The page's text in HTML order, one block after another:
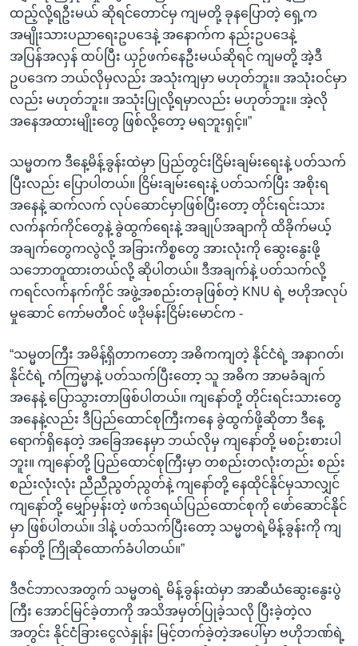
ထည့်လို့ရဦးမယ် ဆိုရင်တောင်မှ ကျမတို့ ခုနပြောတဲ့ ရှေ့က
အမျိုးသားပညာရေးဥပဒေနဲ့ အနောက်က နည်းဥပဒေနဲ့
အပြန်အလှန် ထပ်ပြီး ယှဉ်ဖက်နေဦးမယ်ဆိုရင် ကျမတို့ အဲ့ဒီ
ဥပဒေက ဘယ်လိုမှလည်း အသုံးကျမှာ မဟုတ်ဘူး။ အသုံးဝင်မှာ
လည်း မဟုတ်ဘူး။ အသုံးပြုလို့ရမှာလည်း မဟုတ်ဘူး။ အဲ့လို
အနေအထားမျိုးတွေ ဖြစ်လို့တော့ မရဘူးရှင့်။”
သမ္မတက ဒီနေ့မိန့်ခွန်းထဲမှာ ပြည်တွင်းငြိမ်းချမ်းရေးနဲ့ ပတ်သက်
ပြီးလည်း ပြောပါတယ်။ ငြိမ်းချမ်းရေးနဲ့ ပတ်သက်ပြီး အစိုးရ
အနေနဲ့ ဆက်လက် လုပ်ဆောင်မှာဖြစ်ပြီးတော့ တိုင်းရင်းသား
လက်နက်ကိုင်တွေနဲ့ ခွဲထွက်ရေးနဲ့ အချုပ်အချာကို ထိခိုက်မယ့်
အချက်တွေကလွဲလို့ အခြားကိစ္စတွေ အားလုံးကို ဆွေးနွေးဖို့
သဘောတူထားတယ်လို့ ဆိုပါတယ်။ ဒီအချက်နဲ့ ပတ်သက်လို့
ကရင်လက်နက်ကိုင် အဖွဲ့အစည်းတခုဖြစ်တဲ့ KNU ရဲ့ ဗဟိုအလုပ်
မှုဆောင် ကော်မတီဝင် ဖဒိုမန်းငြိမ်းမောင်က -
“သမ္မတကြီး အမိန့်ရှိတာကတော့ အဓိကကျတဲ့ နိုင်ငံရဲ့ အနာဂတ်၊
နိုင်ငံရဲ့ ကံကြမ္မာနဲ့ ပတ်သက်ပြီးတော့ သူ အဓိက အာမခံချက်
အနေနဲ့ ပြောသွားတာဖြစ်ပါတယ်။ ကျနော်တို့ တိုင်းရင်းသားတွေ
အနေနဲ့လည်း ဒီပြည်ထောင်စုကြီးကနေ ခွဲထွက်ဖို့ဆိုတာ ဒီနေ့
ရောက်ရှိနေတဲ့ အခြေအနေမှာ ဘယ်လိုမှ ကျနော်တို့ မစဉ်းစားပါ
ဘူး။ ကျနော်တို့ ပြည်ထောင်စုကြီးမှာ တစည်းတလုံးတည်း စည်း
စည်းလုံးလုံး ညီညီညွတ်ညွတ်နဲ့ ကျနော်တို့ နေထိုင်နိုင်မှသာလျှင်
ကျနော်တို့ မျှော်မှန်းတဲ့ ဖက်ဒရယ်ပြည်ထောင်စုကို ဖော်ဆောင်နိုင်
မှာ ဖြစ်ပါတယ်။ ဒါနဲ့ ပတ်သက်ပြီးတော့ သမ္မတရဲ့မိန့်ခွန်းကို ကျ
နော်တို့ ကြိုဆိုထောက်ခံပါတယ်။”
ဒီဇင်ဘာလအတွက် သမ္မတရဲ့ မိန့်ခွန်းထဲမှာ အာဆီယံဆွေးနွေးပွဲ
ကြီး အောင်မြင်ခဲ့တာကို အသိအမှတ်ပြုခဲ့သလို ပြီးခဲ့တဲ့လ
အတွင်း နိုင်ငံခြားငွေလဲနှုန်း မြင့်တက်ခဲ့တဲ့အပေါ်မှာ ဗဟိုဘဏ်ရဲ့